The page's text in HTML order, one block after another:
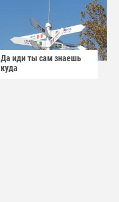
Да иди ты сам знаешь
куда